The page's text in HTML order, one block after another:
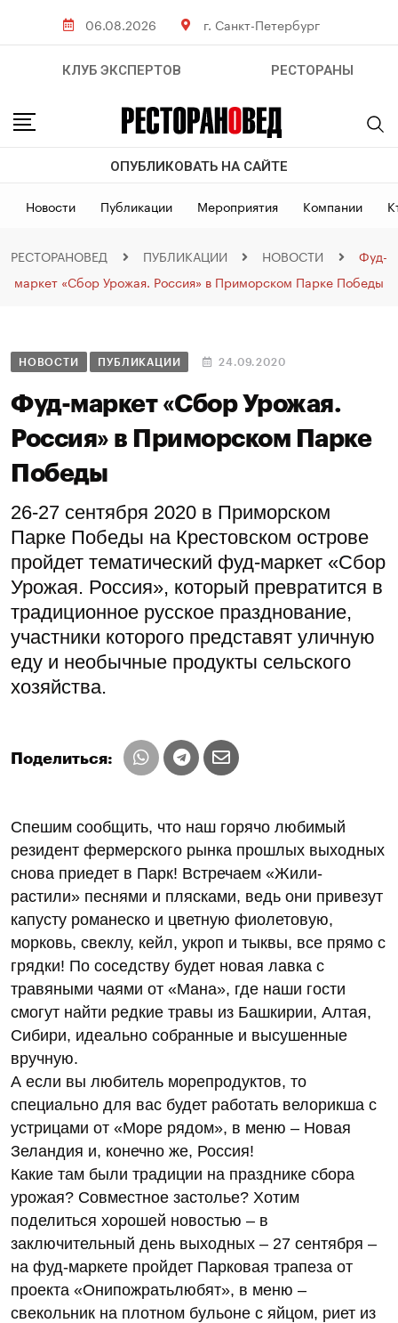
06.08.2026 г. Санкт-Петербург
КЛУБ ЭКСПЕРТОВ РЕСТОРАНЫ
ОПУБЛИКОВАТЬ НА САЙТЕ
Новости Публикации Мероприятия Компании
РЕСТОРАНОВЕД ПУБЛИКАЦИИ НОВОСТИ
Фуд-
маркет «Сбор Урожая. Россия» в Приморском Парке Победы
НОВОСТИ ПУБЛИКАЦИИ 24.09.2020
Фуд-маркет «Сбор Урожая.
Россия» в Приморском Парке
Победы
26-27 сентября 2020 в Приморском
Парке Победы на Крестовском острове
пройдет тематический фуд-маркет «Сбор
Урожая. Россия», который превратится в
традиционное русское празднование,
участники которого представят уличную
еду и необычные продукты сельского
хозяйства.
Поделиться:
Спешим сообщить, что наш горячо любимый
резидент фермерского рынка прошлых выходных
снова приедет в Парк! Встречаем «Жили-
растили» песнями и плясками, ведь они привезут
капусту романеско и цветную фиолетовую,
морковь, свеклу, кейл, укроп и тыквы, все прямо с
грядки! По соседству будет новая лавка с
травяными чаями от «Мана», где наши гости
смогут найти редкие травы из Башкирии, Алтая,
Сибири, идеально собранные и высушенные
вручную.
А если вы любитель морепродуктов, то
специально для вас будет работать велорикша с
устрицами от «Море рядом», в меню – Новая
Зеландия и, конечно же, Россия!
Какие там были традиции на празднике сбора
урожая? Совместное застолье? Хотим
поделиться хорошей новостью – в
заключительный день выходных – 27 сентября –
на фуд-маркете пройдет Парковая трапеза от
проекта «Онипожратьлюбят», в меню –
свекольник на плотном бульоне с яйцом, риет из